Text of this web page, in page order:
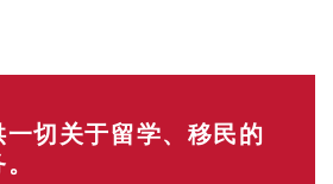
切关于留学、移民的